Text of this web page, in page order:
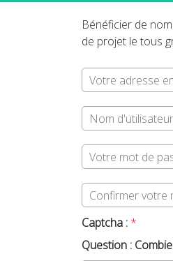
Bénéficier de
de projet le tous
Captcha : *
Question :